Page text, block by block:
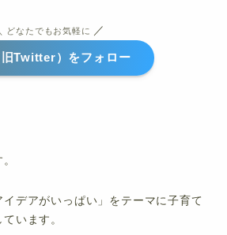
どなたでもお気軽に ／
Twitter）をフォロー
イデアがいっぱい」をテーマに子育て
います。